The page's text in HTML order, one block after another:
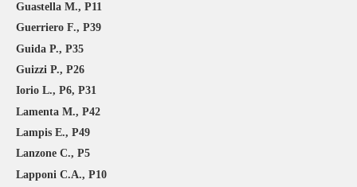
Guastella M., P11
Guerriero F., P39
Guida P., P35
Guizzi P., P26
Iorio L., P6, P31
Lamenta M., P42
Lampis E., P49
Lanzone C., P5
Lapponi C.A., P10